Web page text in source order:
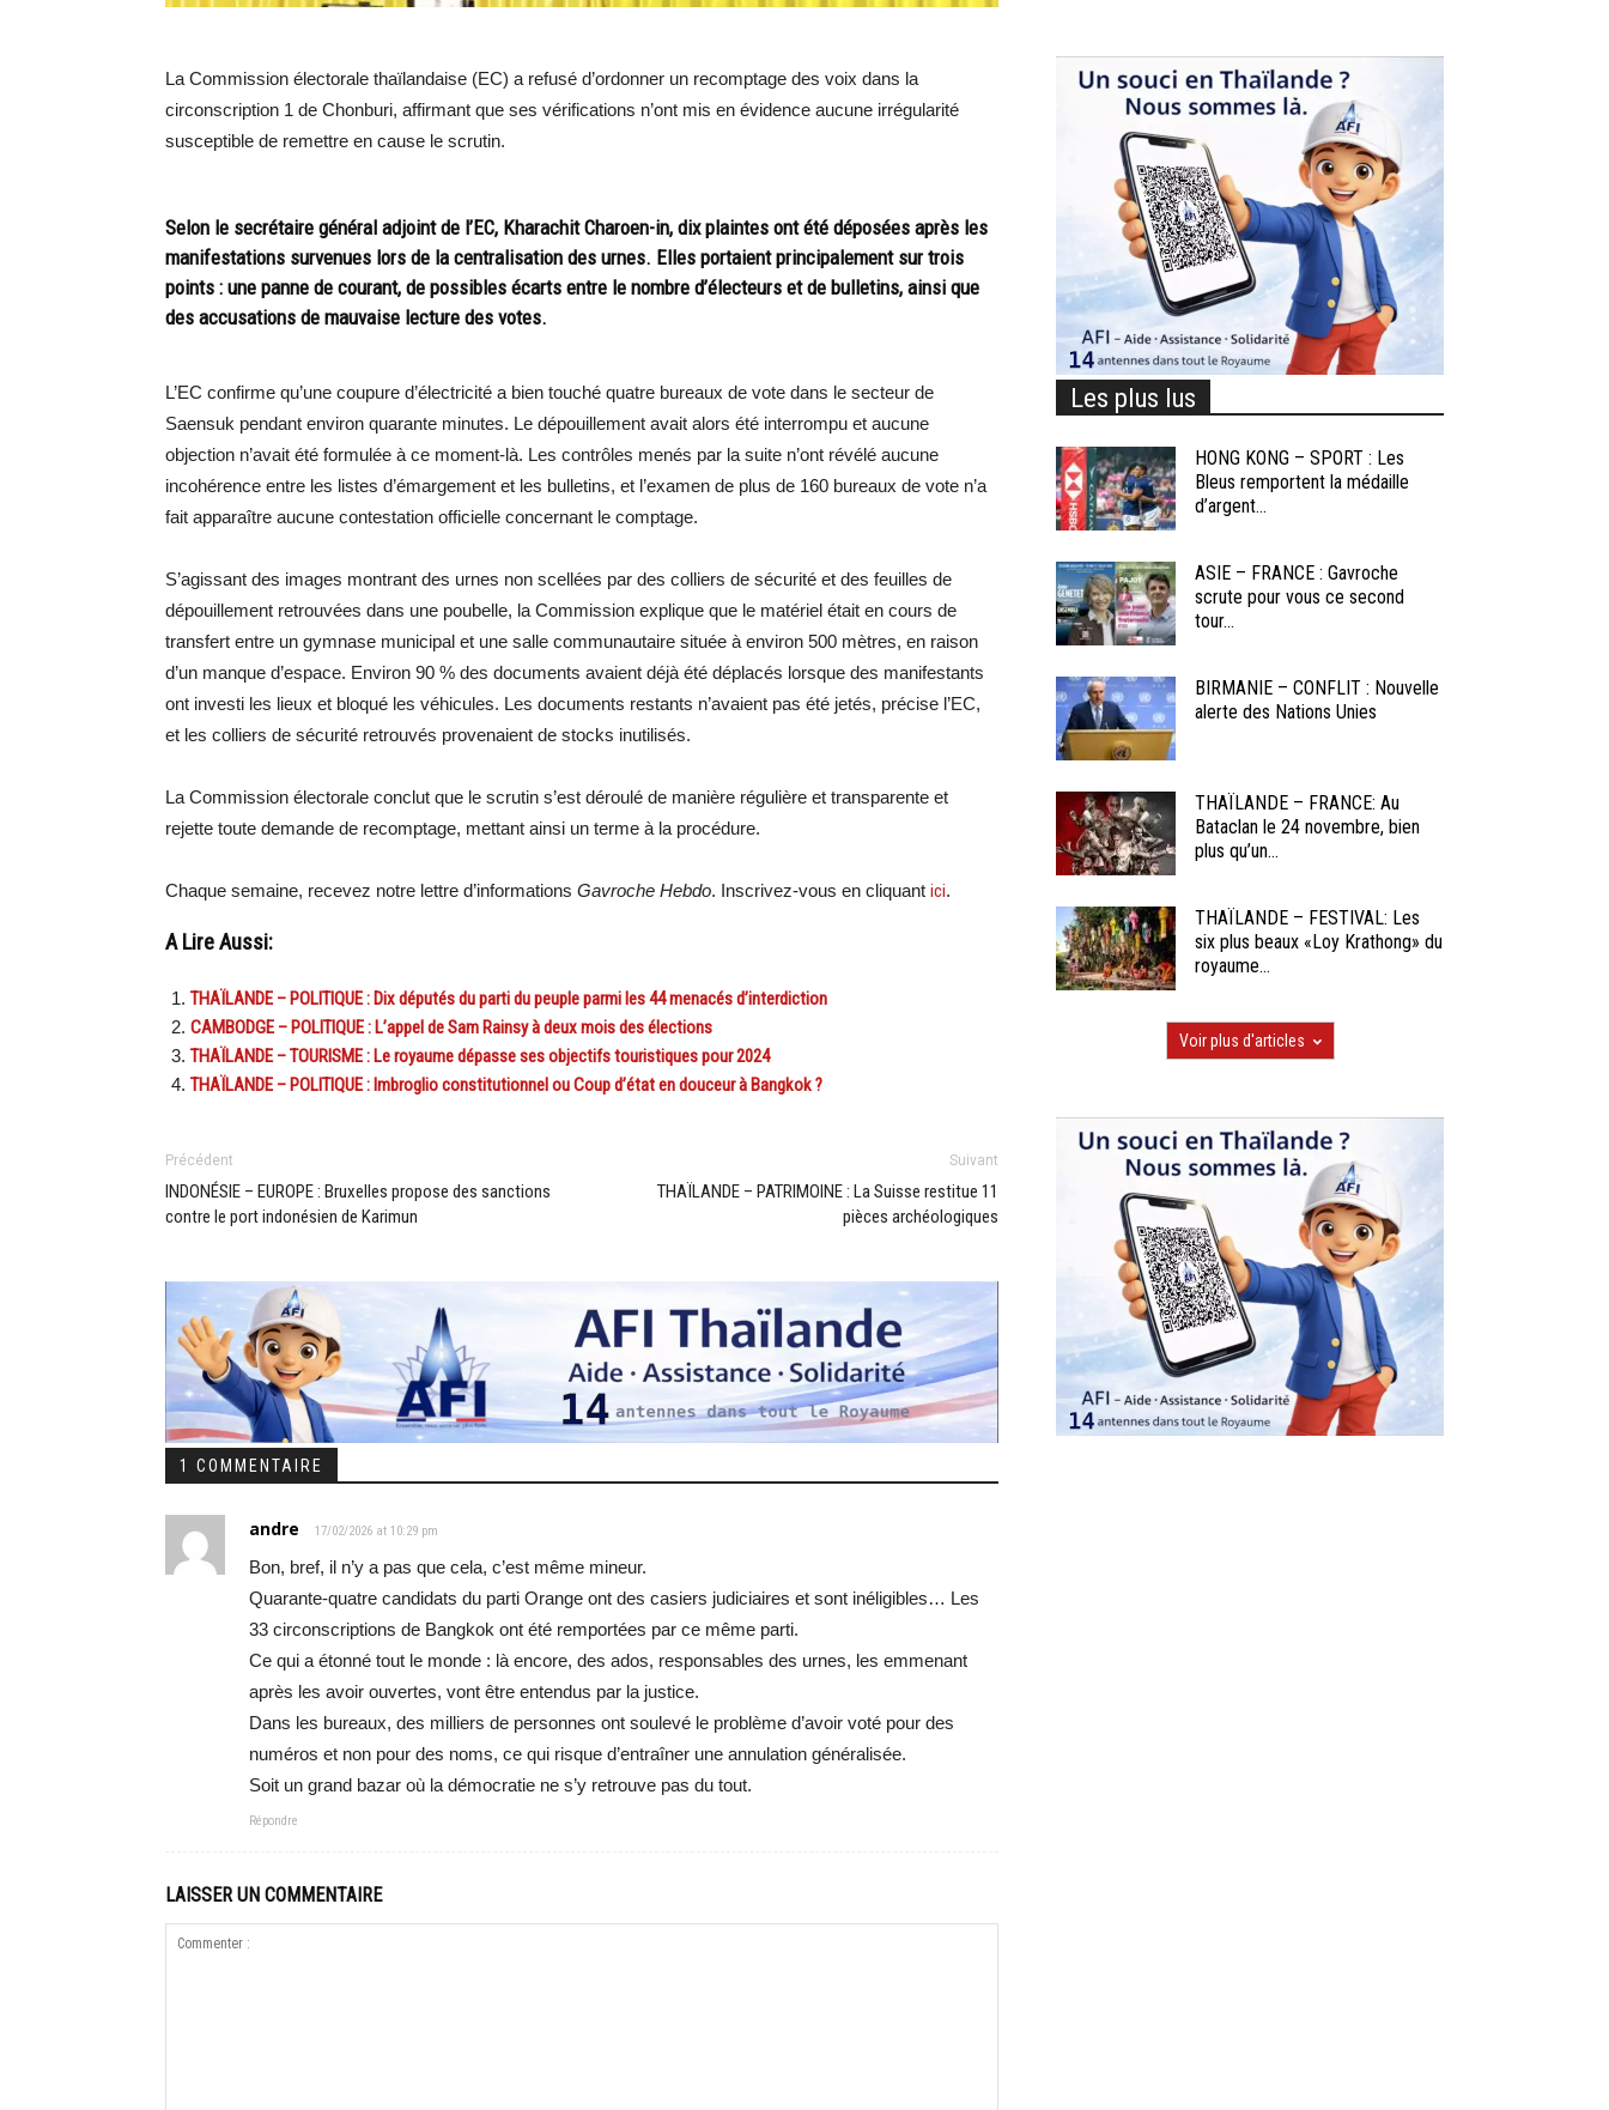
La Commission électorale thaïlandaise (EC) a refusé d’ordonner un recomptage des voix dans la
circonscription 1 de Chonburi, affirmant que ses vérifications n’ont mis en évidence aucune irrégularité
susceptible de remettre en cause le scrutin.
Selon le secrétaire général adjoint de l’EC, Kharachit Charoen-in, dix plaintes ont été déposées après les
manifestations survenues lors de la centralisation des urnes. Elles portaient principalement sur trois
points : une panne de courant, de possibles écarts entre le nombre d’électeurs et de bulletins, ainsi que
des accusations de mauvaise lecture des votes.
L’EC confirme qu’une coupure d’électricité a bien touché quatre bureaux de vote dans le secteur de
Saensuk pendant environ quarante minutes. Le dépouillement avait alors été interrompu et aucune
objection n’avait été formulée à ce moment-là. Les contrôles menés par la suite n’ont révélé aucune
incohérence entre les listes d’émargement et les bulletins, et l’examen de plus de 160 bureaux de vote n’a
fait apparaître aucune contestation officielle concernant le comptage.
S’agissant des images montrant des urnes non scellées par des colliers de sécurité et des feuilles de
dépouillement retrouvées dans une poubelle, la Commission explique que le matériel était en cours de
transfert entre un gymnase municipal et une salle communautaire située à environ 500 mètres, en raison
d’un manque d’espace. Environ 90 % des documents avaient déjà été déplacés lorsque des manifestants
ont investi les lieux et bloqué les véhicules. Les documents restants n’avaient pas été jetés, précise l’EC,
et les colliers de sécurité retrouvés provenaient de stocks inutilisés.
La Commission électorale conclut que le scrutin s’est déroulé de manière régulière et transparente et
rejette toute demande de recomptage, mettant ainsi un terme à la procédure.
Chaque semaine, recevez notre lettre d’informations Gavroche Hebdo. Inscrivez-vous en cliquant ici.
A Lire Aussi:
THAÏLANDE – POLITIQUE : Dix députés du parti du peuple parmi les 44 menacés d’interdiction
CAMBODGE – POLITIQUE : L’appel de Sam Rainsy à deux mois des élections
THAÏLANDE – TOURISME : Le royaume dépasse ses objectifs touristiques pour 2024
THAÏLANDE – POLITIQUE : Imbroglio constitutionnel ou Coup d’état en douceur à Bangkok ?
Précédent
INDONÉSIE – EUROPE : Bruxelles propose des sanctions
contre le port indonésien de Karimun
Suivant
THAÏLANDE – PATRIMOINE : La Suisse restitue 11
pièces archéologiques
1 COMMENTAIRE
andre 17/02/2026 at 10:29 pm
Bon, bref, il n’y a pas que cela, c’est même mineur.
Quarante-quatre candidats du parti Orange ont des casiers judiciaires et sont inéligibles… Les
33 circonscriptions de Bangkok ont été remportées par ce même parti.
Ce qui a étonné tout le monde : là encore, des ados, responsables des urnes, les emmenant
après les avoir ouvertes, vont être entendus par la justice.
Dans les bureaux, des milliers de personnes ont soulevé le problème d’avoir voté pour des
numéros et non pour des noms, ce qui risque d’entraîner une annulation généralisée.
Soit un grand bazar où la démocratie ne s’y retrouve pas du tout.
Répondre
LAISSER UN COMMENTAIRE
Les plus lus
HONG KONG – SPORT : Les
Bleus remportent la médaille
d’argent...
ASIE – FRANCE : Gavroche
scrute pour vous ce second
tour...
BIRMANIE – CONFLIT : Nouvelle
alerte des Nations Unies
THAÏLANDE – FRANCE: Au
Bataclan le 24 novembre, bien
plus qu’un...
THAÏLANDE – FESTIVAL: Les
six plus beaux «Loy Krathong» du
royaume...
Voir plus d'articles